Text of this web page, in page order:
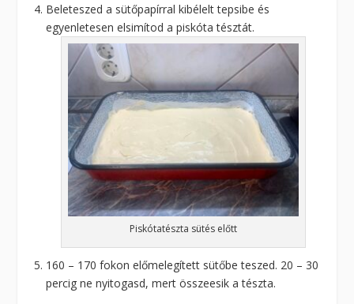
Beleteszed a sütőpapírral kibélelt tepsibe és
egyenletesen elsimítod a piskóta tésztát.
Piskótatészta sütés előtt
160 – 170 fokon előmelegített sütőbe teszed. 20 – 30
percig ne nyitogasd, mert összeesik a tészta.